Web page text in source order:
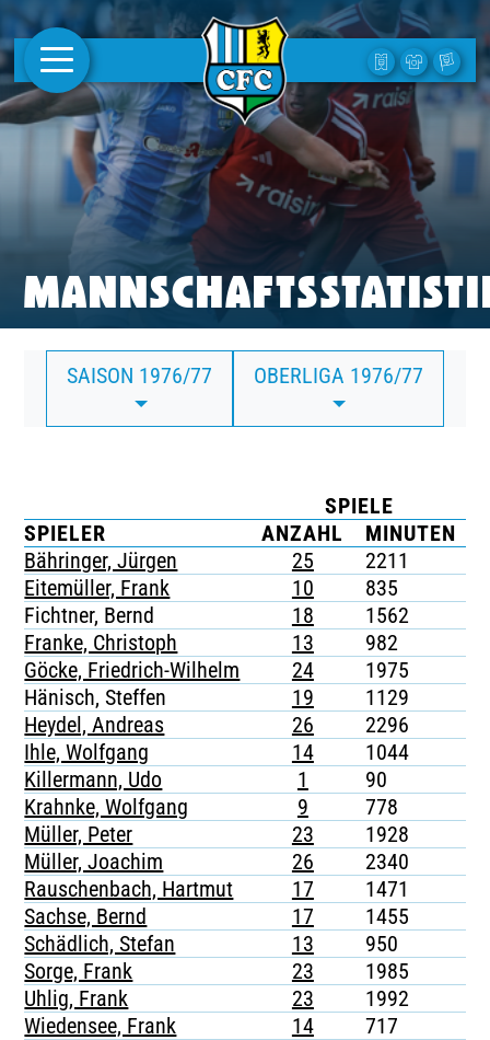
AKTUELLES
1. MANNSCHAFT
FRAUEN
CAMPUS
CLUB
CLUBMITGLIEDSCHAFT
BUSINESS
TICKETING
SAISON 1976/77 OBERLIGA 1976/77
SPIELE
SPIELER
ANZAHL MINUTEN
Bähringer, Jürgen
25 2211
Eitemüller, Frank
10 835
Fichtner, Bernd
18 1562
Franke, Christoph
13 982
Göcke, Friedrich-Wilhelm
24 1975
Hänisch, Steffen
19 1129
Heydel, Andreas
26 2296
Ihle, Wolfgang
14 1044
Killermann, Udo
1 90
Krahnke, Wolfgang
9 778
Müller, Peter
23 1928
Müller, Joachim
26 2340
Rauschenbach, Hartmut
17 1471
Sachse, Bernd
17 1455
Schädlich, Stefan
13 950
Sorge, Frank
23 1985
Uhlig, Frank
23 1992
Wiedensee, Frank
14 717